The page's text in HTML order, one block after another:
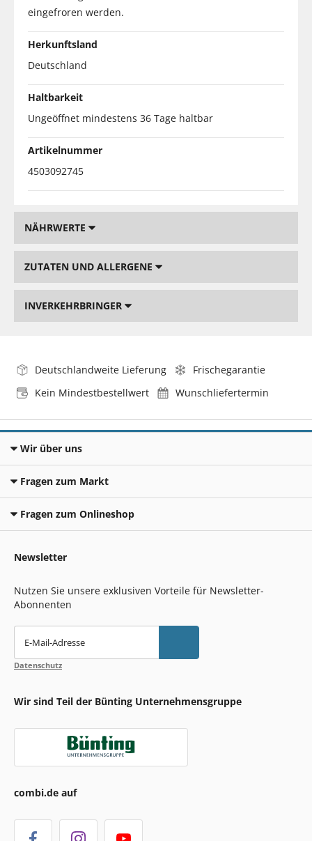
eingefroren werden.
Herkunftsland
Deutschland
Haltbarkeit
Ungeöffnet mindestens 36 Tage haltbar
Artikelnummer
4503092745
NÄHRWERTE
ZUTATEN UND ALLERGENE
INVERKEHRBRINGER
Deutschlandweite Lieferung
Frischegarantie
Kein Mindestbestellwert
Wunschliefertermin
Wir über uns
Fragen zum Markt
Fragen zum Onlineshop
Newsletter
Nutzen Sie unsere exklusiven Vorteile für Newsletter-
Abonnenten
E-Mail-Adresse
Datenschutz
Wir sind Teil der Bünting Unternehmensgruppe
combi.de auf